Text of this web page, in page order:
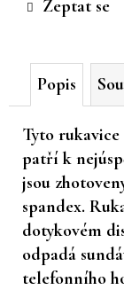
Zeptat se
Popis
Tyto
patří k
jsou
spandex.
dotykovém
odpadá
telefonního
m